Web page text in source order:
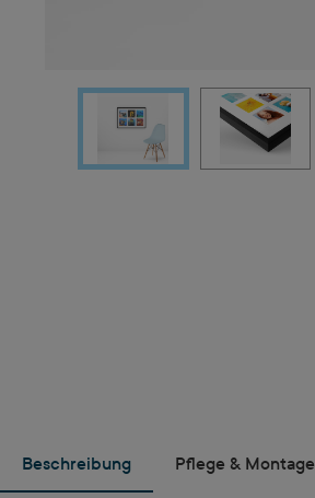
Beschreibung Pflege & Montage